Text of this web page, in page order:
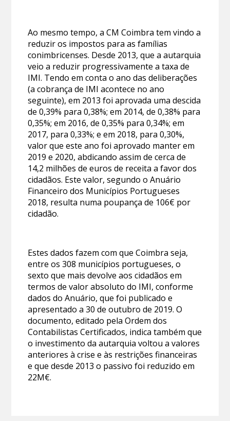
Ao mesmo tempo, a CM Coimbra tem vindo a
reduzir os impostos para as famílias
conimbricenses. Desde 2013, que a autarquia
veio a reduzir progressivamente a taxa de
IMI. Tendo em conta o ano das deliberações
(a cobrança de IMI acontece no ano
seguinte), em 2013 foi aprovada uma descida
de 0,39% para 0,38%; em 2014, de 0,38% para
0,35%; em 2016, de 0,35% para 0,34%; em
2017, para 0,33%; e em 2018, para 0,30%,
valor que este ano foi aprovado manter em
2019 e 2020, abdicando assim de cerca de
14,2 milhões de euros de receita a favor dos
cidadãos. Este valor, segundo o Anuário
Financeiro dos Municípios Portugueses
2018, resulta numa poupança de 106€ por
cidadão.
Estes dados fazem com que Coimbra seja,
entre os 308 municípios portugueses, o
sexto que mais devolve aos cidadãos em
termos de valor absoluto do IMI, conforme
dados do Anuário, que foi publicado e
apresentado a 30 de outubro de 2019. O
documento, editado pela Ordem dos
Contabilistas Certificados, indica também que
o investimento da autarquia voltou a valores
anteriores à crise e às restrições financeiras
e que desde 2013 o passivo foi reduzido em
22M€.